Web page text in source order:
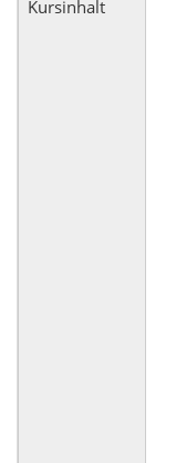
Kursinhalt